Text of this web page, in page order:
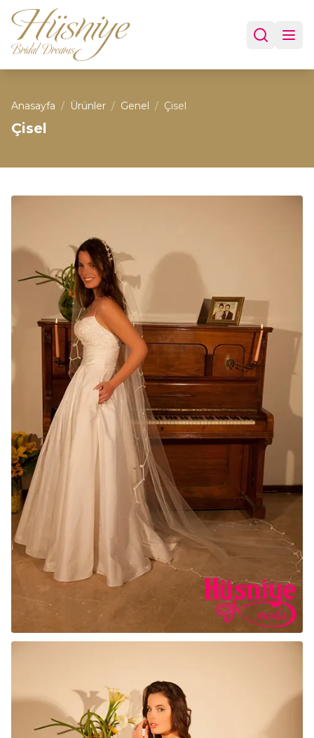
Anasayfa / Ürünler / Genel / Çisel
Çisel